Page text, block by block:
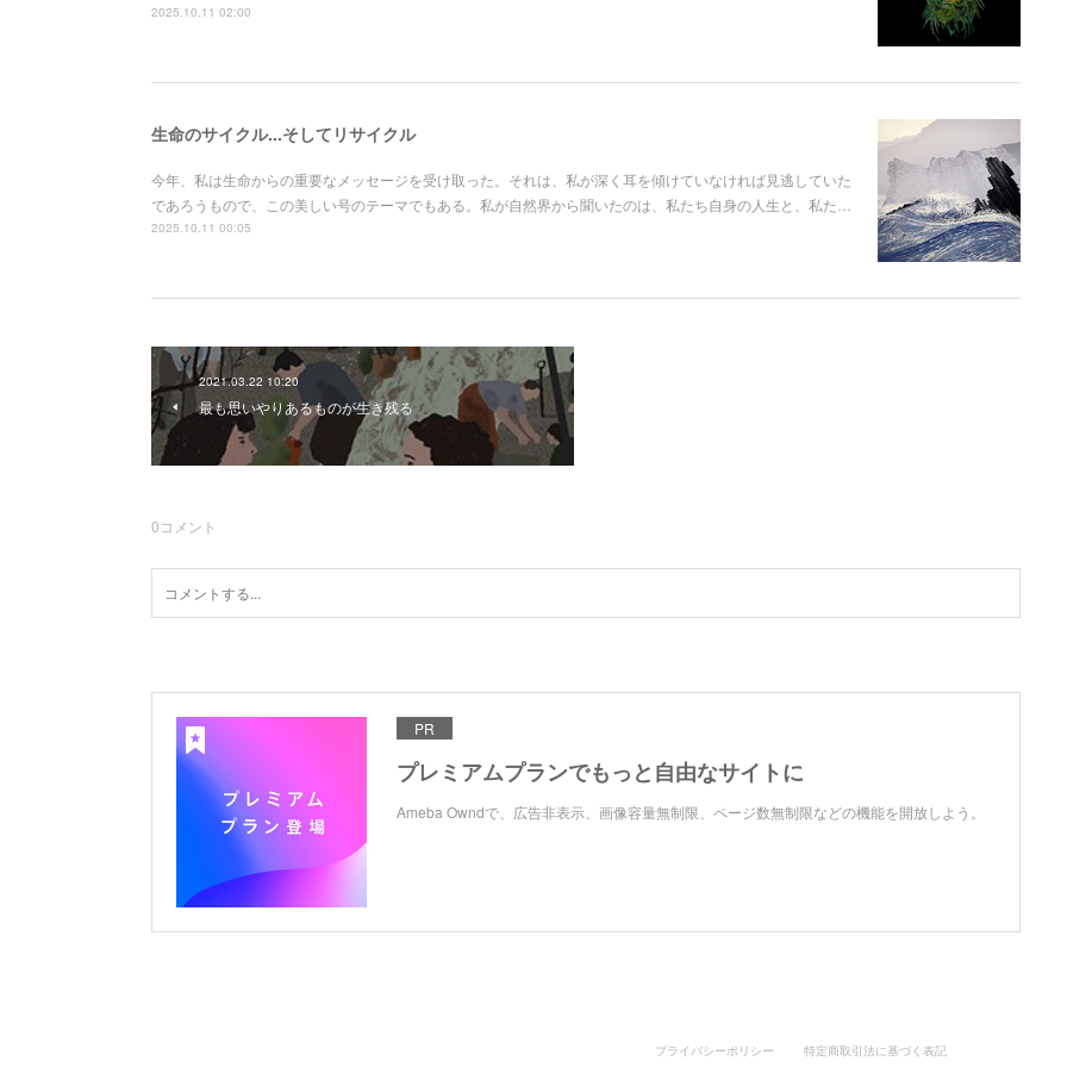
2025.10.11 02:00
生命のサイクル...そしてリサイクル
今年、私は生命からの重要なメッセージを受け取った。それは、私が深く耳を傾けていなければ見逃していた
であろうもので、この美しい号のテーマでもある。私が自然界から聞いたのは、私たち自身の人生と、私た…
2025.10.11 00:05
2021.03.22 10:20
最も思いやりあるものが生き残る
0コメント
PR
プレミアムプランでもっと自由なサイトに
Ameba Owndで、広告非表示、画像容量無制限、ページ数無制限などの機能を開放しよう。
プライバシーポリシー 特定商取引法に基づく表記